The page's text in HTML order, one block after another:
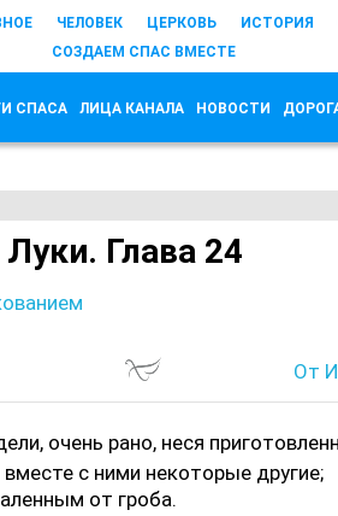
ЧЕЛОВЕК ЦЕРКОВЬ ИСТОРИЯ
СОЗДАЕМ СПАС ВМЕСТЕ
СПАСА ЛИЦА КАНАЛА НОВОСТИ
Глава 24
От
очень рано, неся
с ними некоторые другие;
от гроба.